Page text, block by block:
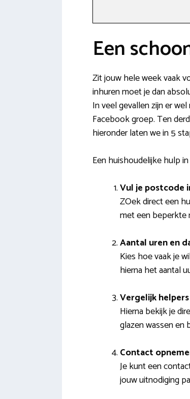
Een
Zit jouw hele week vaak
inhuren moet je dan
In veel gevallen zijn er
Facebook groep. Ten
hieronder laten we in 5
Een huishoudelijke hulp
Vul je postcode
ZOek direct een
met een beperkte
Aantal uren en
Kies hoe vaak je
hierna het aantal
Vergelijk helpers
Hierna bekijk je
glazen wassen en
Contact
Je kunt een
jouw uitnodiging